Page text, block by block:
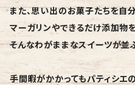
また、思い出のお菓子たちを自
マーガリンやできるだけ添加物
そんなわがままなスイーツが並
手間暇がかかってもパティシエ